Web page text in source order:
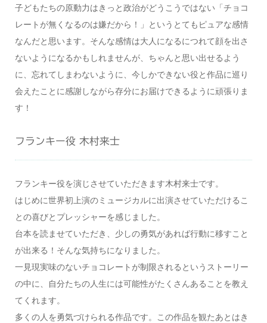
子どもたちの原動力はきっと政治がどうこうではない「チョコ
レートが無くなるのは嫌だから！」というとてもピュアな感情
なんだと思います。そんな感情は大人になるにつれて顔を出さ
ないようになるかもしれませんが、ちゃんと思い出せるよう
に、忘れてしまわないように、今しかできない役と作品に巡り
会えたことに感謝しながら存分にお届けできるように頑張りま
す！
フランキー役 木村来士
フランキー役を演じさせていただきます木村来士です。
はじめに世界初上演のミュージカルに出演させていただけるこ
との喜びとプレッシャーを感じました。
台本を読ませていただき、少しの勇気があれば行動に移すこと
が出来る！そんな気持ちになりました。
一見現実味のないチョコレートが制限されるというストーリー
の中に、自分たちの人生には可能性がたくさんあることを教え
てくれます。
多くの人を勇気づけられる作品です。この作品を観たあとはき